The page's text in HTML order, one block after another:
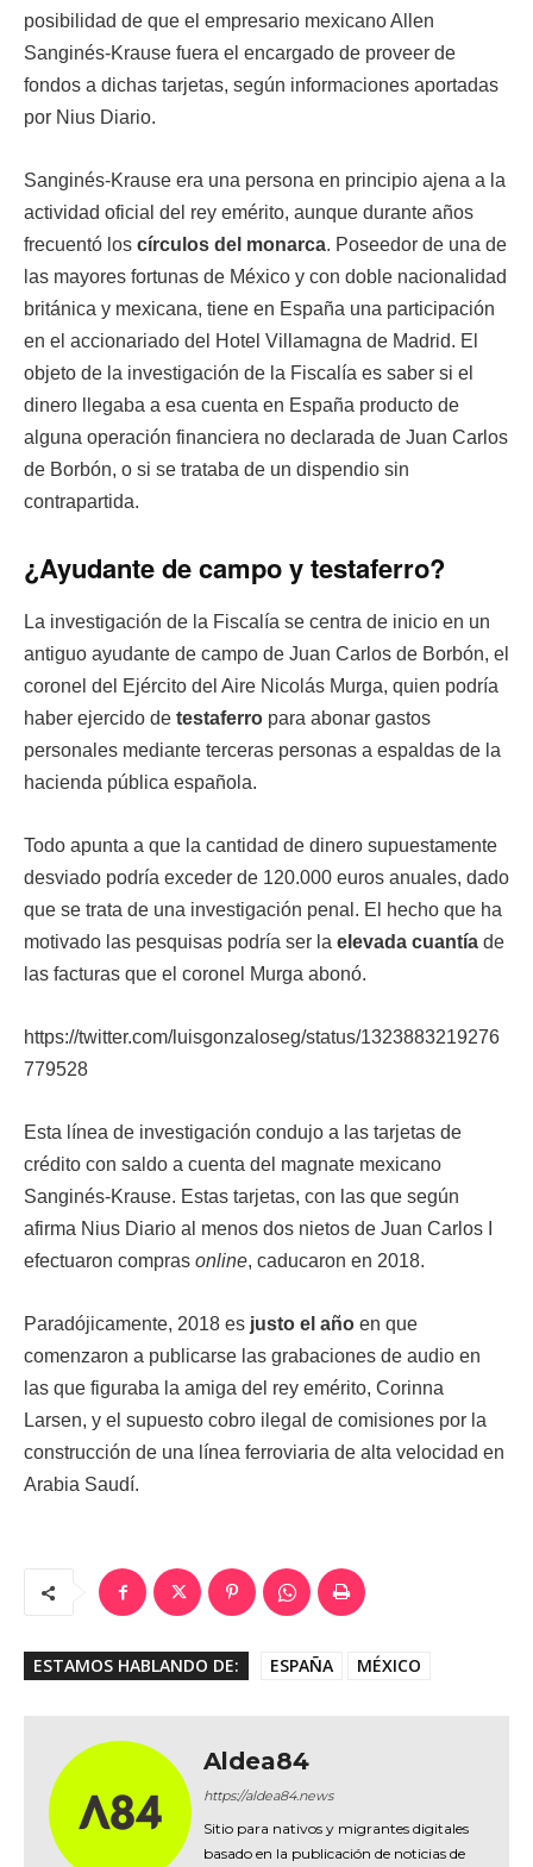
posibilidad de que el empresario mexicano Allen
Sanginés-Krause fuera el encargado de proveer de
fondos a dichas tarjetas, según informaciones aportadas
por Nius Diario.
Sanginés-Krause era una persona en principio ajena a la
actividad oficial del rey emérito, aunque durante años
frecuentó los círculos del monarca. Poseedor de una de
las mayores fortunas de México y con doble nacionalidad
británica y mexicana, tiene en España una participación
en el accionariado del Hotel Villamagna de Madrid. El
objeto de la investigación de la Fiscalía es saber si el
dinero llegaba a esa cuenta en España producto de
alguna operación financiera no declarada de Juan Carlos
de Borbón, o si se trataba de un dispendio sin
contrapartida.
¿Ayudante de campo y testaferro?
La investigación de la Fiscalía se centra de inicio en un
antiguo ayudante de campo de Juan Carlos de Borbón, el
coronel del Ejército del Aire Nicolás Murga, quien podría
haber ejercido de testaferro para abonar gastos
personales mediante terceras personas a espaldas de la
hacienda pública española.
Todo apunta a que la cantidad de dinero supuestamente
desviado podría exceder de 120.000 euros anuales, dado
que se trata de una investigación penal. El hecho que ha
motivado las pesquisas podría ser la elevada cuantía de
las facturas que el coronel Murga abonó.
https://twitter.com/luisgonzaloseg/status/1323883219276
779528
Esta línea de investigación condujo a las tarjetas de
crédito con saldo a cuenta del magnate mexicano
Sanginés-Krause. Estas tarjetas, con las que según
afirma Nius Diario al menos dos nietos de Juan Carlos I
efectuaron compras online, caducaron en 2018.
Paradójicamente, 2018 es justo el año en que
comenzaron a publicarse las grabaciones de audio en
las que figuraba la amiga del rey emérito, Corinna
Larsen, y el supuesto cobro ilegal de comisiones por la
construcción de una línea ferroviaria de alta velocidad en
Arabia Saudí.
ESTAMOS HABLANDO DE: ESPAÑA MÉXICO
Aldea84
https://aldea84.news
Sitio para nativos y migrantes digitales
basado en la publicación de noticias de